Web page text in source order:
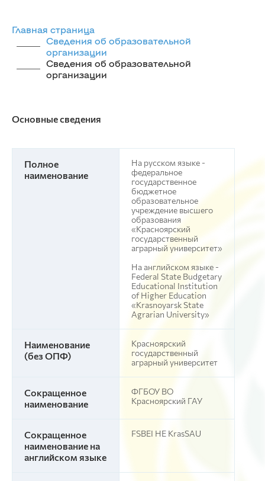
Главная страница
Сведения об образовательной
организации
Сведения об образовательной
организации
Основные сведения
Полное
наименование
На русском языке -
федеральное
государственное
бюджетное
образовательное
учреждение высшего
образования
«Красноярский
государственный
аграрный университет»
На английском языке -
Federal State Budgetary
Educational Institution
of Higher Education
«Krasnoyarsk State
Agrarian University»
Наименование
(без ОПФ)
Красноярский
государственный
аграрный университет
Сокращенное
наименование
ФГБОУ ВО
Красноярский ГАУ
Сокращенное
наименование на
английском языке
FSBEI НЕ KrasSAU